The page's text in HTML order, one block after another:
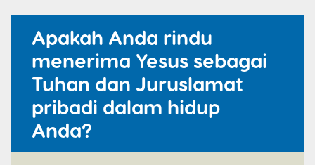
Apakah Anda rindu
menerima Yesus sebagai
Tuhan dan Juruslamat
pribadi dalam hidup
Anda?